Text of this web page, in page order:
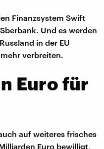
Finanzsystem Swift
Und es werden
in der EU
verbreiten.
Euro für
auf weiteres frisches
Euro bewilligt,